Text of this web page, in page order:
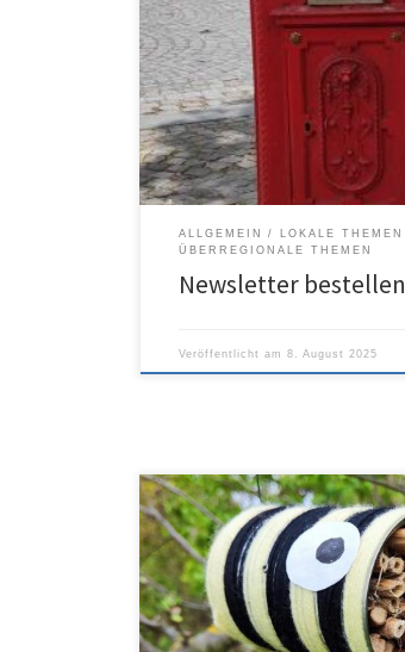
ALLGEMEIN
LOKALE THEMEN
ÜBERREGIONALE THEMEN
Newsletter bestellen
Veröffentlicht am8. August 2025